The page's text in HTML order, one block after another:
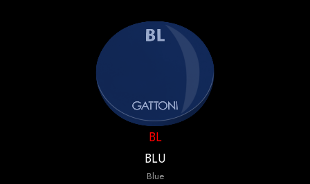
BL
BLU
Blue